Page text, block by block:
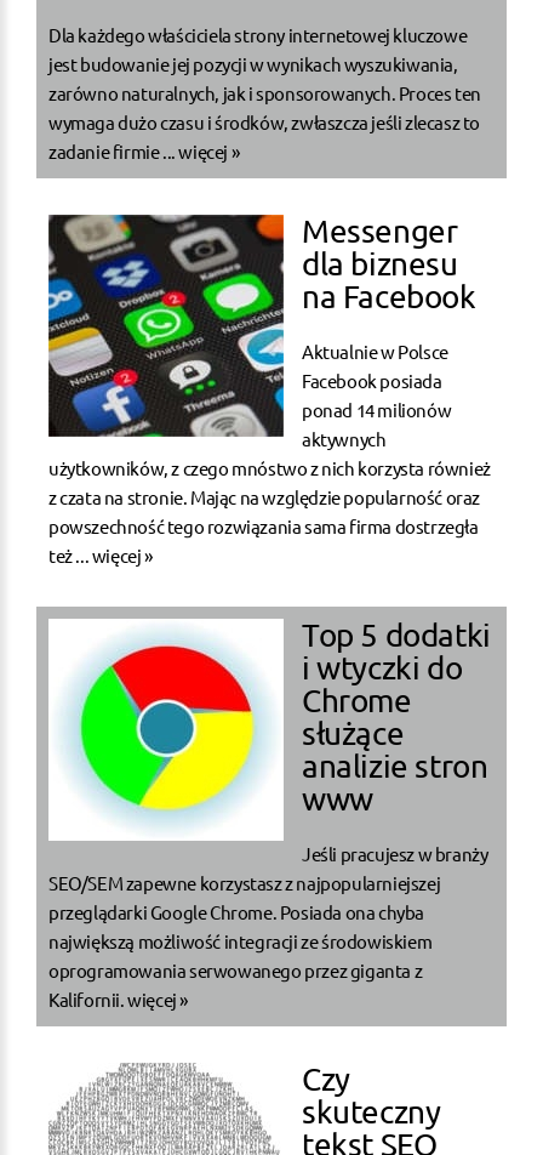
Dla każdego właściciela strony internetowej kluczowe
jest budowanie jej pozycji w wynikach wyszukiwania,
zarówno naturalnych, jak i sponsorowanych. Proces ten
wymaga dużo czasu i środków, zwłaszcza jeśli zlecasz to
zadanie firmie ...więcej »
Messenger
dla biznesu
na Facebook
Aktualnie w Polsce
Facebook posiada
ponad 14 milionów
aktywnych
użytkowników, z czego mnóstwo z nich korzysta również
z czata na stronie. Mając na względzie popularność oraz
powszechność tego rozwiązania sama firma dostrzegła
też ... więcej »
Top 5 dodatki
i wtyczki do
Chrome
służące
analizie stron
www
Jeśli pracujesz w branży
SEO/SEM zapewne korzystasz z najpopularniejszej
przeglądarki Google Chrome. Posiada ona chyba
największą możliwość integracji ze środowiskiem
oprogramowania serwowanego przez giganta z
Kalifornii.więcej »
Czy
skuteczny
tekst SEO